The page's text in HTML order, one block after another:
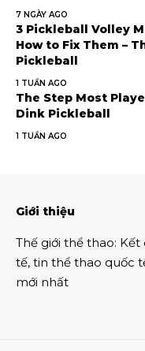
7 NGÀY AGO
3 Pickleball Volley
How to Fix Them –
Pickleball
1 TUẦN AGO
The Step Most
Dink Pickleball
1 TUẦN AGO
Giới thiệu
Thế giới thể thao: Kết
tế, tin thể thao quốc
mới nhất